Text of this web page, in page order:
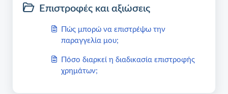
Επιστροφές και αξιώσεις
Πώς μπορώ να επιστρέψω την
παραγγελία μου;
Πόσο διαρκεί η διαδικασία επιστροφής
χρημάτων;